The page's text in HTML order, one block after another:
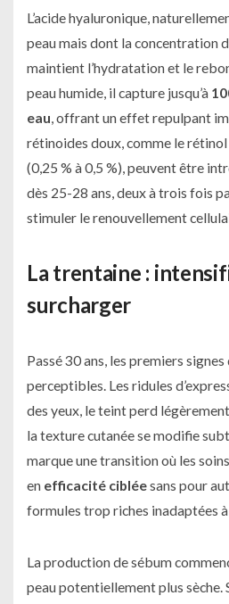
L’acide hyaluronique,
peau mais dont la concentration
maintient l’hydratation et le
peau humide, il capture jusqu’à
eau, offrant un effet repulpant
rétinoides doux, comme le
(0,25 % à 0,5 %), peuvent être
dès 25-28 ans, deux à trois fois
stimuler le renouvellement
La trentaine :
surcharger
Passé 30 ans, les premiers
perceptibles. Les ridules
des yeux, le teint perd
la texture cutanée se modifie
marque une transition où les
en efficacité cibléesans pour
formules trop riches inadaptées
La production de sébum
peau potentiellement plus sèche.